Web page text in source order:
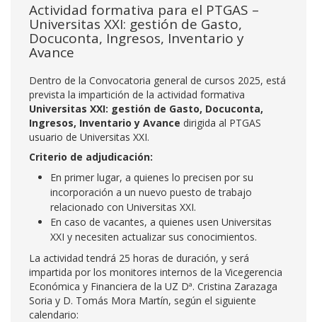
Actividad formativa para el PTGAS –
Universitas XXI: gestión de Gasto,
Docuconta, Ingresos, Inventario y
Avance
Dentro de la Convocatoria general de cursos 2025, está
prevista la impartición de la actividad formativa
Universitas XXI: gestión de Gasto, Docuconta,
Ingresos, Inventario y Avance dirigida al PTGAS
usuario de Universitas XXI.
Criterio de adjudicación:
En primer lugar, a quienes lo precisen por su
incorporación a un nuevo puesto de trabajo
relacionado con Universitas XXI.
En caso de vacantes, a quienes usen Universitas
XXI y necesiten actualizar sus conocimientos.
La actividad tendrá 25 horas de duración, y será
impartida por los monitores internos de la Vicegerencia
Económica y Financiera de la UZ Dª. Cristina Zarazaga
Soria y D. Tomás Mora Martín, según el siguiente
calendario: